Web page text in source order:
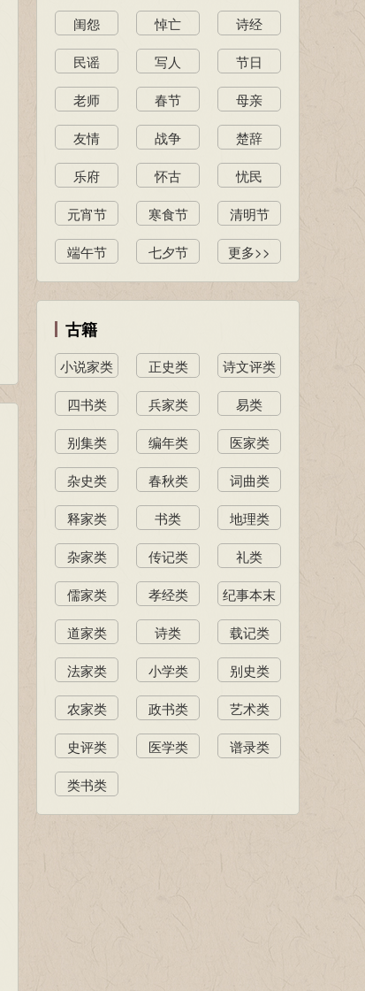
闺怨 悼亡 诗经
民谣 写人 节日
老师 春节 母亲
友情 战争 楚辞
乐府 怀古 忧民
元宵节 寒食节 清明节
端午节 七夕节 更多>>
古籍
小说家类 正史类 诗文评类
四书类 兵家类 易类
别集类 编年类 医家类
杂史类 春秋类 词曲类
释家类 书类 地理类
杂家类 传记类 礼类
儒家类 孝经类
纪事本末
类
道家类 诗类 载记类
法家类 小学类 别史类
农家类 政书类 艺术类
史评类 医学类 谱录类
类书类